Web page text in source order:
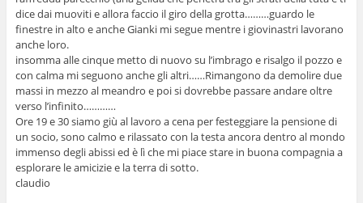
dice dai muoviti e allora faccio il giro della grotta………guardo le
finestre in alto e anche Gianki mi segue mentre i giovinastri lavorano
anche loro.
insomma alle cinque metto di nuovo su l’imbrago e risalgo il pozzo e
con calma mi seguono anche gli altri……Rimangono da demolire due
massi in mezzo al meandro e poi si dovrebbe passare andare oltre
verso l’infinito…………
Ore 19 e 30 siamo giù al lavoro a cena per festeggiare la pensione di
un socio, sono calmo e rilassato con la testa ancora dentro al mondo
immenso degli abissi ed è lì che mi piace stare in buona compagnia a
esplorare le amicizie e la terra di sotto.
claudio